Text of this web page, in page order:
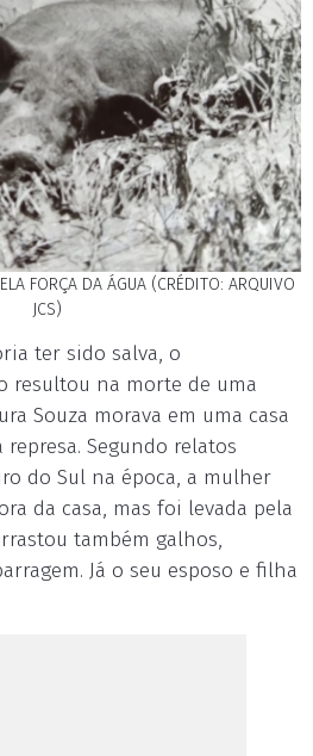
FORÇA DA ÁGUA (CRÉDITO: ARQUIVO
JCS)
ter sido salva, o
resultou na morte de uma
Souza morava em uma casa
Segundo relatos
do Sul na época, a mulher
da casa, mas foi levada pela
também galhos,
Já o seu esposo e filha